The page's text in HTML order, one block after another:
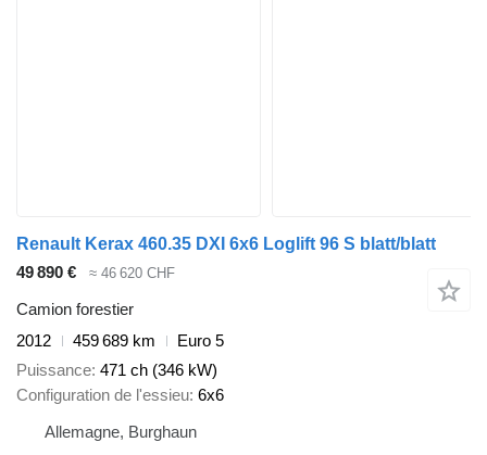
Renault Kerax 460.35 DXI 6x6 Loglift 96 S blatt/blatt
49 890 €
≈ 46 620 CHF
Camion forestier
2012
459 689 km
Euro 5
Puissance 471 ch (346 kW)
Configuration de l'essieu 6x6
Allemagne, Burghaun